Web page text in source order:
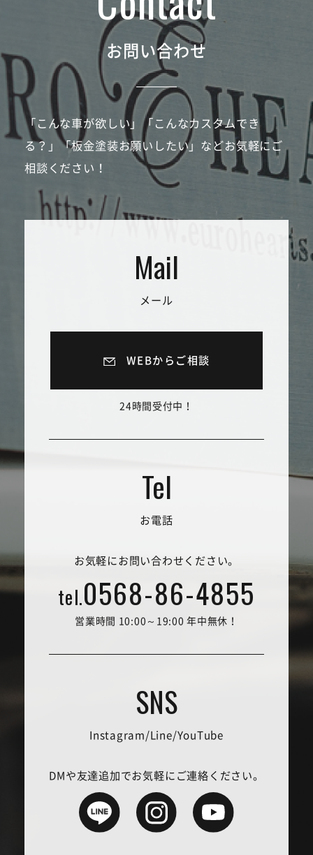
お問い合わせ
「こんな車が欲しい」「こんなカスタムでき
る？」「板金塗装お願いしたい」などお気軽にご
相談ください！
メール
WEBからご相談
24時間受付中！
お電話
お気軽にお問い合わせください。
tel.0568-86-4855
営業時間 10:00～19:00 年中無休！
Instagram/Line/YouTube
DMや友達追加でお気軽にご連絡ください。